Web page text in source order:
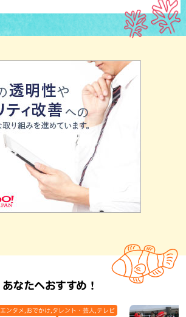
あなたへおすすめ！
エンタメ,おでかけ,タレント・芸人,テレビ